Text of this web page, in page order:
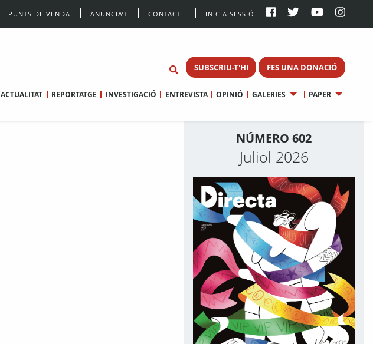
PUNTS DE VENDA ANUNCIA’T CONTACTE INICIA SESSIÓ
SUBSCRIU-T'HI FES UNA DONACIÓ
ACTUALITAT REPORTATGE INVESTIGACIÓ ENTREVISTA OPINIÓ GALERIES PAPER
NÚMERO 602
Juliol 2026